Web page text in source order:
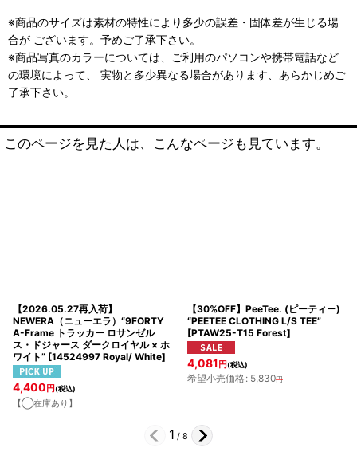
※商品のサイズは素材の特性により多少の誤差・固体差が生じる場
合が ございます。予めご了承下さい。
※商品写真のカラーについては、ご利用のパソコンや携帯電話など
の環境によって、 実物と多少異なる場合があります、あらかじめご
了承下さい。
このページを見た人は、こんなページも見ています。
【2026.05.27再入荷】
NEWERA（ニューエラ）“9FORTY
A-Frame トラッカー ロサンゼル
ス・ドジャース ダークロイヤル × ホ
ワイト” [14524997 Royal/ White]
4,400 円(税込)
【◯在庫あり】
【30%OFF】PeeTee. (ピーティー)
“PEETEE CLOTHING L/S TEE”
[PTAW25-T15 Forest]
4,081 円(税込)
希望小売価格: 5,830円
1 / 8